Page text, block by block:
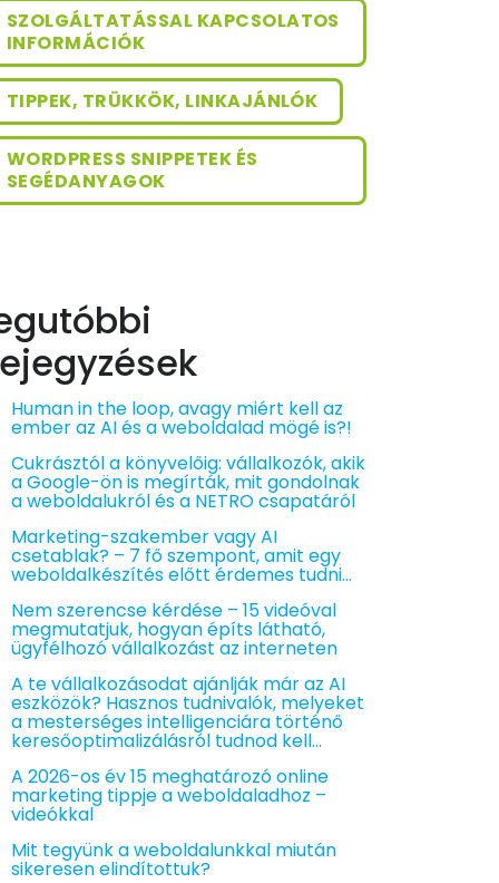
SZOLGÁLTATÁSSAL KAPCSOLATOS
INFORMÁCIÓK
TIPPEK, TRÜKKÖK, LINKAJÁNLÓK
WORDPRESS SNIPPETEK ÉS
SEGÉDANYAGOK
Human in the loop, avagy miért kell az
ember az AI és a weboldalad mögé is?!
Cukrásztól a könyvelőig: vállalkozók, akik
a Google-ön is megírták, mit gondolnak
a weboldalukról és a NETRO csapatáról
Marketing-szakember vagy AI
csetablak? – 7 fő szempont, amit egy
weboldalkészítés előtt érdemes tudni…
Nem szerencse kérdése – 15 videóval
megmutatjuk, hogyan építs látható,
ügyfélhozó vállalkozást az interneten
A te vállalkozásodat ajánlják már az AI
eszközök? Hasznos tudnivalók, melyeket
a mesterséges intelligenciára történő
keresőoptimalizálásról tudnod kell…
A 2026-os év 15 meghatározó online
marketing tippje a weboldaladhoz –
videókkal
Mit tegyünk a weboldalunkkal miután
sikeresen elindítottuk?